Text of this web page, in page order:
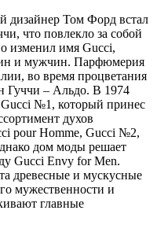
дизайнер Том Форд встал
что повлекло за собой
изменил имя Gucci,
и мужчин. Парфюмерия
во время процветания
Гуччи – Альдо. В 1974
№1, который принес
духов
pour Homme, Gucci №2,
дом моды решает
Gucci Envy for Men.
древесные и мускусные
мужественности и
главные